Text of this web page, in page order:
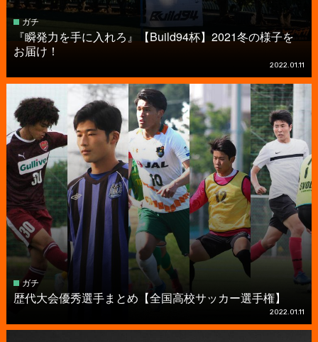
ガチ
『瞬発力を手に入れろ』【Build94杯】2021冬の様子を
お届け！
2022.01.11
ガチ
歴代大会優秀選手まとめ【全国高校サッカー選手権】
2022.01.11